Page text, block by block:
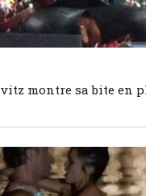
montre sa bite en